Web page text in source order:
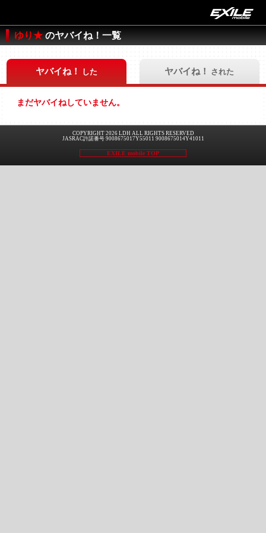
ゆり★ のヤバイね！一覧
ヤバイね！ した ヤバイね！ された
まだヤバイねしていません。
COPYRIGHT 2026 LDH ALL RIGHTS RESERVED
JASRAC許諾番号 9008675017Y55011 9008675014Y41011
EXILE mobile TOP